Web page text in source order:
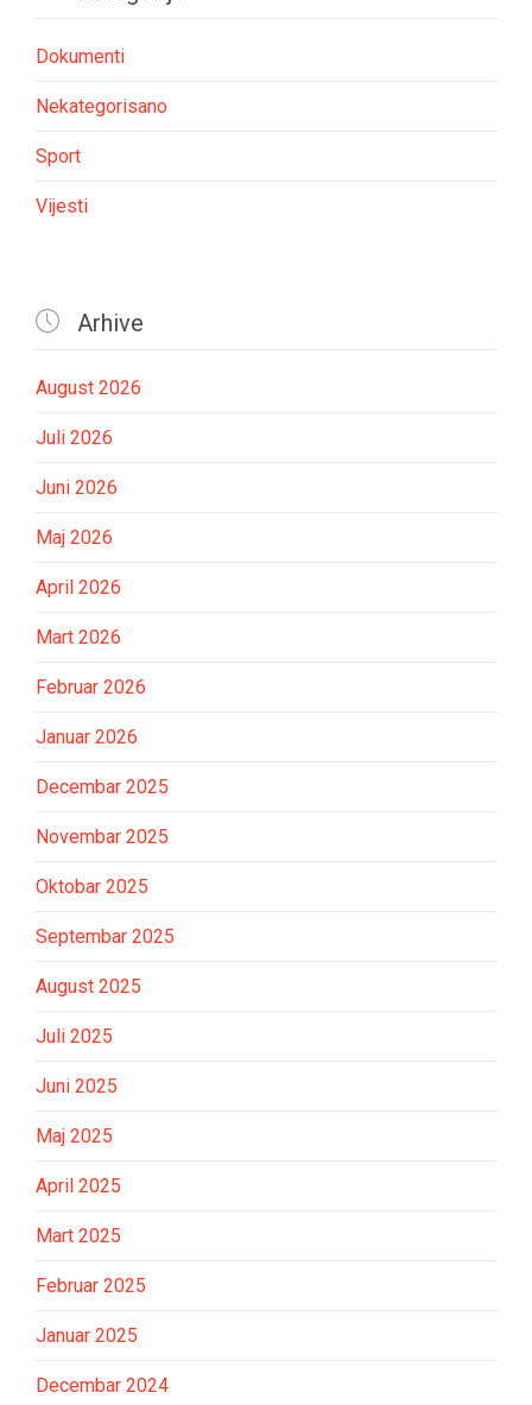
Dokumenti
Nekategorisano
Sport
Vijesti
 Arhive
August 2026
Juli 2026
Juni 2026
Maj 2026
April 2026
Mart 2026
Februar 2026
Januar 2026
Decembar 2025
Novembar 2025
Oktobar 2025
Septembar 2025
August 2025
Juli 2025
Juni 2025
Maj 2025
April 2025
Mart 2025
Februar 2025
Januar 2025
Decembar 2024